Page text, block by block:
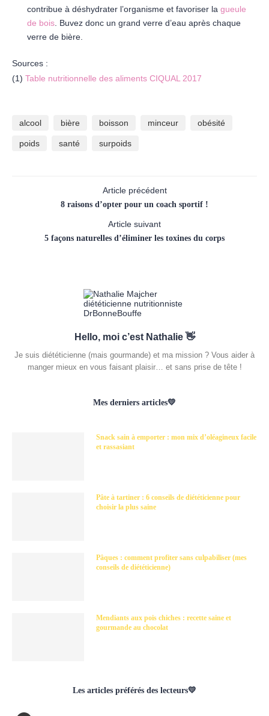
contribue à déshydrater l’organisme et favoriser la gueule
de bois . Buvez donc un grand verre d’eau après chaque
verre de bière.
Sources :
(1) Table nutritionnelle des aliments CIQUAL 2017
alcool bière boisson minceur obésité
poids santé surpoids
Article précédent
8 raisons d’opter pour un coach sportif !
Article suivant
5 façons naturelles d’éliminer les toxines du corps
Hello, moi c’est Nathalie 👋
Je suis diététicienne (mais gourmande) et ma mission ? Vous aider à
manger mieux en vous faisant plaisir… et sans prise de tête !
Mes derniers articles💛
Snack sain à emporter : mon mix d’oléagineux facile
et rassasiant
Pâte à tartiner : 6 conseils de diététicienne pour
choisir la plus saine
Pâques : comment profiter sans culpabiliser (mes
conseils de diététicienne)
Mendiants aux pois chiches : recette saine et
gourmande au chocolat
Les articles préférés des lecteurs💛